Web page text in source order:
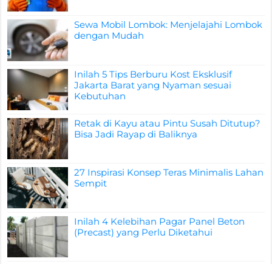
Sewa Mobil Lombok: Menjelajahi Lombok
dengan Mudah
Inilah 5 Tips Berburu Kost Eksklusif
Jakarta Barat yang Nyaman sesuai
Kebutuhan
Retak di Kayu atau Pintu Susah Ditutup?
Bisa Jadi Rayap di Baliknya
27 Inspirasi Konsep Teras Minimalis Lahan
Sempit
Inilah 4 Kelebihan Pagar Panel Beton
(Precast) yang Perlu Diketahui